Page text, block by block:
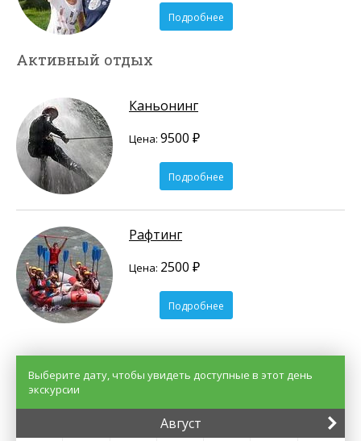
Подробнее
Активный отдых
Каньонинг
Цена: 9500 ₽
Подробнее
Рафтинг
Цена: 2500 ₽
Подробнее
Выберите дату, чтобы увидеть доступные в этот день
экскурсии
Август